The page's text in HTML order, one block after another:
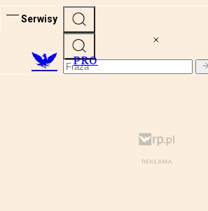
Serwisy
PRO